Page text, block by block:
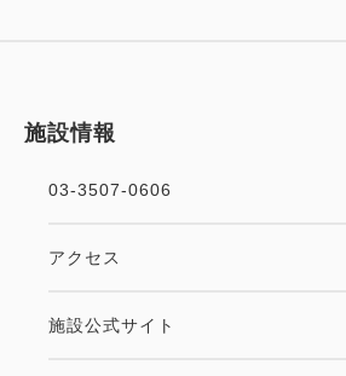
ポイント利用可
スタンダードな3連泊
施設情報
03-3507-0606
アクセス
施設公式サイト